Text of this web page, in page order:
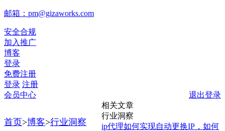
邮箱：pm@gizaworks.com
安全合规
加入推广
博客
登录
免费注册
登录 注册
会员中心
退出登录
首页>博客>行业洞察
相关文章
行业洞察
ip代理如何实现自动更换IP，如何